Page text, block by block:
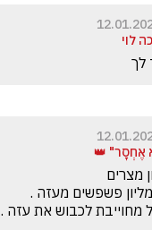
לוי
לך
אֶחְסָר" 👑
מחוייבת לכבוש את עזה .